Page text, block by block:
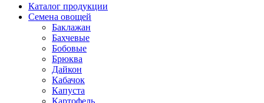
Каталог продукции
Семена овощей
Баклажан
Бахчевые
Бобовые
Брюква
Дайкон
Кабачок
Капуста
Картофель